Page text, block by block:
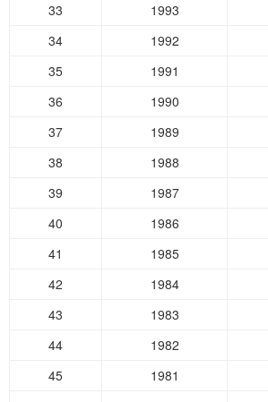
33
1993
34
1992
35
1991
36
1990
37
1989
38
1988
39
1987
40
1986
41
1985
42
1984
43
1983
44
1982
45
1981